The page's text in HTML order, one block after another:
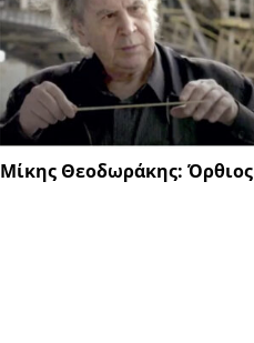
Μίκης Θεοδωράκης: Όρθιος